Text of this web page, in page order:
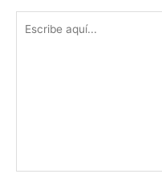
aquí...